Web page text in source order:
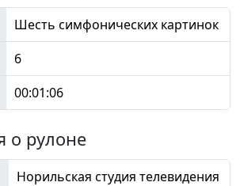
Шесть симфонических картинок
6
00:01:06
о рулоне
Норильская студия телевидения